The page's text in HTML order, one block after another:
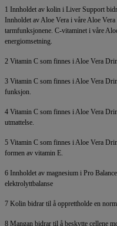
1 Innholdet av kolin i Liver Support
Innholdet av Aloe Vera i våre Aloe
tarmfunksjonene. C-vitaminet i våre
energiomsetning.
2 Vitamin C som finnes i Aloe Vera
3 Vitamin C som finnes i Aloe Vera
funksjon.
4 Vitamin C som finnes i Aloe Vera
utmattelse.
5 Vitamin C som finnes i Aloe Vera
formen av vitamin E.
6 Innholdet av magnesium i Pro
elektrolyttbalanse
7 Kolin bidrar til å opprettholde en
8 Mangan bidrar til å beskytte cellene